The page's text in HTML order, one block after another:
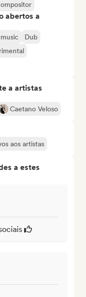
abertos a
Dub
a artistas
Caetano Veloso
aos artistas
a estes